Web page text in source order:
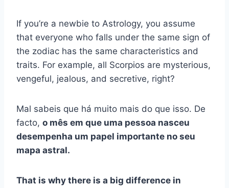
If you’re a newbie to Astrology, you assume
that everyone who falls under the same sign of
the zodiac has the same characteristics and
traits. For example, all Scorpios are mysterious,
vengeful, jealous, and secretive, right?
Mal sabeis que há muito mais do que isso. De
facto, o mês em que uma pessoa nasceu
desempenha um papel importante no seu
mapa astral.
That is why there is a big difference in